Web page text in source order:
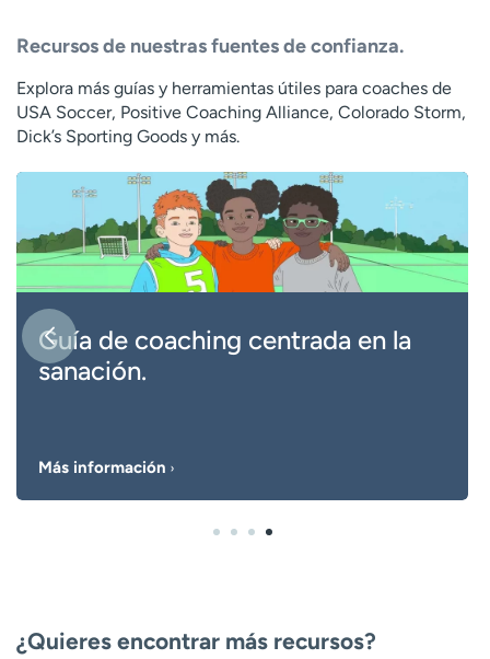
Recursos de nuestras fuentes de confianza.
Explora más guías y herramientas útiles para coaches de
USA Soccer, Positive Coaching Alliance, Colorado Storm,
Dick’s Sporting Goods y más.
Guía de coaching centrada en la
sanación.
Más información
¿Quieres encontrar más recursos?